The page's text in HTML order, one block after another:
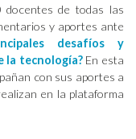
de todas las
y aportes ante
desafíos y
la tecnología? En esta
con sus aportes a
en la plataforma